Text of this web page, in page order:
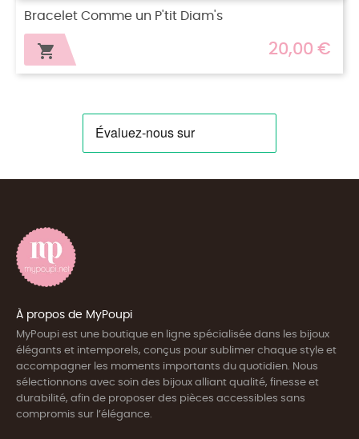
20,00 €
Bracelet Halfy Nice Bubble
À propos de MyPoupi
MyPoupi est une boutique en ligne spécialisée dans les bijoux
élégants et intemporels, conçus pour sublimer chaque style et
accompagner les moments importants du quotidien. Nous
sélectionnons avec soin des bijoux alliant qualité, finesse et
durabilité, afin de proposer des pièces accessibles sans
compromis sur l’élégance.